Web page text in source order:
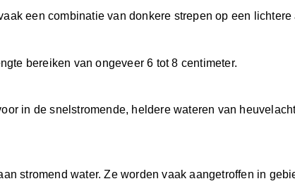
een combinatie van donkere strepen op een lichtere
bereiken van ongeveer 6 tot 8 centimeter.
in de snelstromende, heldere wateren van
stromend water. Ze worden vaak aangetroffen in